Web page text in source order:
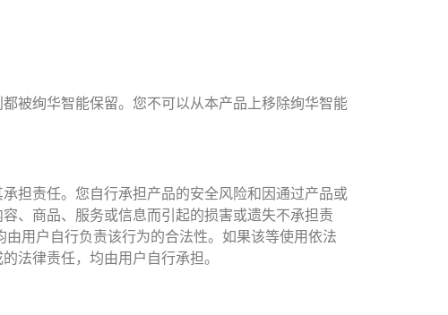
被绚华智能保留。您不可以从本产品上移除绚华智能
担责任。您自行承担产品的安全风险和因通过产品或
、商品、服务或信息而引起的损害或遗失不承担责
用户自行负责该行为的合法性。如果该等使用依法
法律责任，均由用户自行承担。